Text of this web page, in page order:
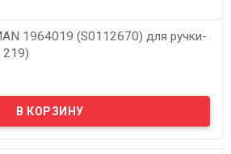
1964019 (S0112670) для ручки-
219)